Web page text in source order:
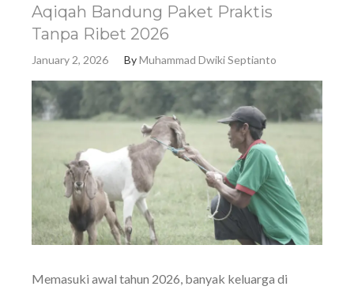
Aqiqah Bandung Paket Praktis
Tanpa Ribet 2026
January 2, 2026 ByMuhammad Dwiki Septianto
Memasuki awal tahun 2026, banyak keluarga di